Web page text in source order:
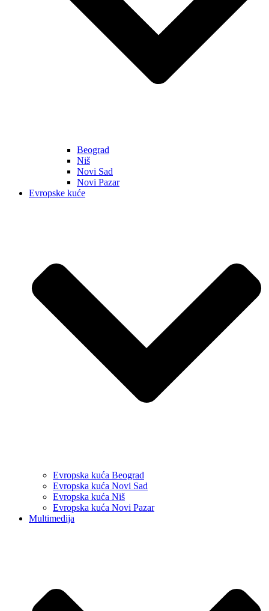
Beograd
Niš
Novi Sad
Novi Pazar
Evropske kuće
Evropska kuća Beograd
Evropska kuća Novi Sad
Evropska kuća Niš
Evropska kuća Novi Pazar
Multimedija